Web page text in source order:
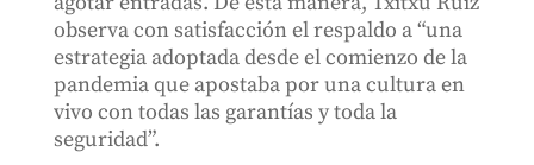
observa con satisfacción el respaldo a “una
estrategia adoptada desde el comienzo de la
pandemia que apostaba por una cultura en
vivo con todas las garantías y toda la
seguridad”.